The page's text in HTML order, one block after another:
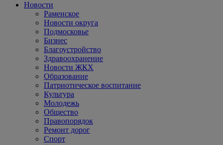
Новости
Раменское
Новости округа
Подмосковье
Бизнес
Благоустройство
Здравоохранение
Новости ЖКХ
Образование
Патриотическое воспитание
Культура
Молодежь
Общество
Правопорядок
Ремонт дорог
Спорт